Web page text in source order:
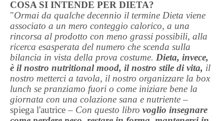
COSA SI INTENDE PER DIETA?
"Ormai da qualche decennio il termine Dieta viene
associato a un mero conteggio calorico, a una
rincorsa al prodotto con meno grassi possibili, alla
ricerca esasperata del numero che scenda sulla
bilancia in vista della prova costume. Dieta, invece,
è il nostro nutritional mood, il nostro stile di vita, il
nostro metterci a tavola, il nostro organizzare la box
lunch se pranziamo fuori o come iniziare bene la
giornata con una colazione sana e nutriente –
spiega l'autrice – Con questo libro voglio insegnare